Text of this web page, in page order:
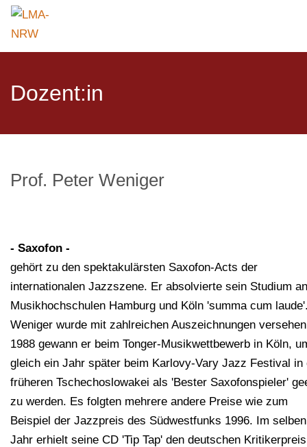
Dozent:in
Prof. Peter Weniger
- Saxofon -
gehört zu den spektakulärsten Saxofon-Acts der
internationalen Jazzszene. Er absolvierte sein Studium
Musikhochschulen Hamburg und Köln 'summa cum
Weniger wurde mit zahlreichen Auszeichnungen
1988 gewann er beim Tonger-Musikwettbewerb in Köln,
gleich ein Jahr später beim Karlovy-Vary Jazz Festival in
früheren Tschechoslowakei als 'Bester Saxofonspieler'
zu werden. Es folgten mehrere andere Preise wie zum
Beispiel der Jazzpreis des Südwestfunks 1996. Im selben
Jahr erhielt seine CD 'Tip Tap' den deutschen